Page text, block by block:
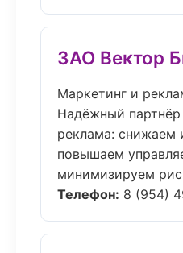
ЗАО Вектор
Маркетинг и
Надёжный
реклама: снижаем
повышаем
минимизируем
Телефон: 8 (954)